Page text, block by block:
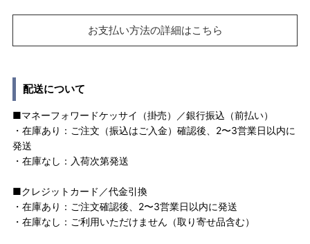
お支払い方法の詳細はこちら
配送について
■マネーフォワードケッサイ（掛売）／銀行振込（前払い）
・在庫あり：ご注文（振込はご入金）確認後、2〜3営業日以内に
発送
・在庫なし：入荷次第発送
■クレジットカード／代金引換
・在庫あり：ご注文確認後、2〜3営業日以内に発送
・在庫なし：ご利用いただけません（取り寄せ品含む）